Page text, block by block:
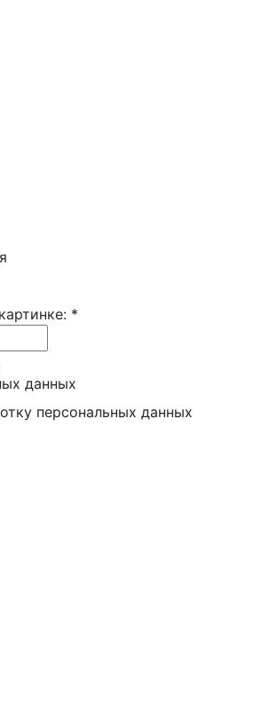
*
данных
персональных данных